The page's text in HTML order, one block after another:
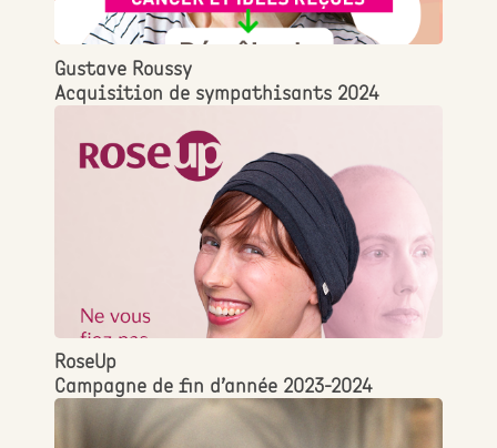
Gustave Roussy
Acquisition de sympathisants 2024
RoseUp
Campagne de fin d’année 2023-2024